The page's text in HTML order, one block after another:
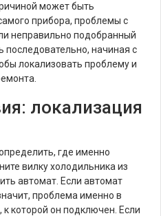
может быть
прибора, проблемы с
неправильно подобранный
начиная с
локализовать проблему и
локализация
где именно
вилку холодильника из
автомат. Если автомат
проблема именно в
которой он подключен. Если